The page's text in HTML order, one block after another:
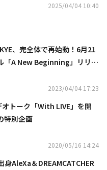
2025/04/04 10:40
、完全体で再始動！6月21
「A New Beginning」リリー
2023/04/04 17:23
トーク「With LIVE」を開
特別企画
2020/05/16 14:24
身AleXa＆DREAMCATCHER